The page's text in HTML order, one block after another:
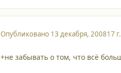
Опубликовано 13 декабря, 200817 г.
+не забывать о том, что всё